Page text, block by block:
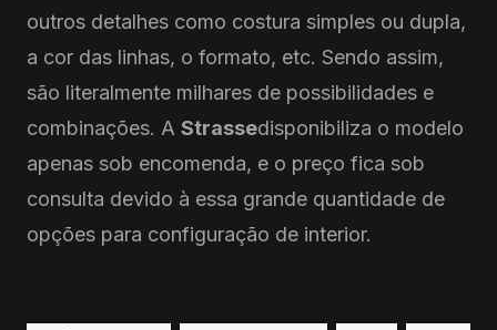
outros detalhes como costura simples ou dupla,
a cor das linhas, o formato, etc. Sendo assim,
são literalmente milhares de possibilidades e
combinações. A Strassedisponibiliza o modelo
apenas sob encomenda, e o preço fica sob
consulta devido à essa grande quantidade de
opções para configuração de interior.